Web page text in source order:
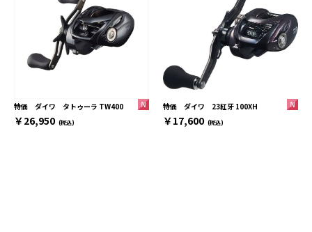
特価 ダイワ タトゥーラ TW400
￥26,950 (税込)
特価 ダイワ 23紅牙 100XH
￥17,600 (税込)